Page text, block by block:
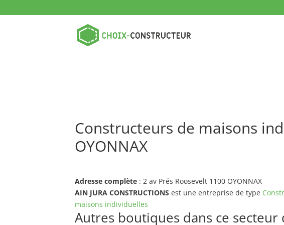
Constructeurs de maisons
OYONNAX
Adresse complète : 2 av Prés Roosevelt 1100 OYONNAX
AIN JURA CONSTRUCTIONS est une entreprise de type
maisons individuelles
Autres boutiques dans ce secteur